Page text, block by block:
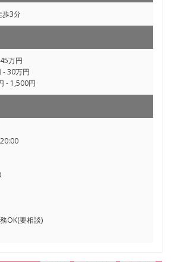
歩3分
万円
- 30万円
- 1,500円
OK(要相談)